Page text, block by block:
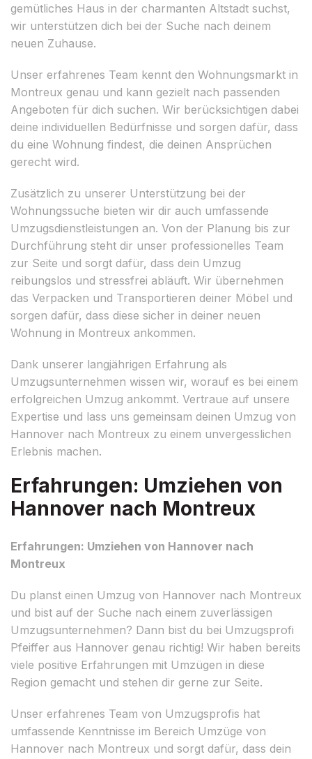
gemütliches Haus in der charmanten Altstadt suchst,
wir unterstützen dich bei der Suche nach deinem
neuen Zuhause.
Unser erfahrenes Team kennt den Wohnungsmarkt in
Montreux genau und kann gezielt nach passenden
Angeboten für dich suchen. Wir berücksichtigen dabei
deine individuellen Bedürfnisse und sorgen dafür, dass
du eine Wohnung findest, die deinen Ansprüchen
gerecht wird.
Zusätzlich zu unserer Unterstützung bei der
Wohnungssuche bieten wir dir auch umfassende
Umzugsdienstleistungen an. Von der Planung bis zur
Durchführung steht dir unser professionelles Team
zur Seite und sorgt dafür, dass dein Umzug
reibungslos und stressfrei abläuft. Wir übernehmen
das Verpacken und Transportieren deiner Möbel und
sorgen dafür, dass diese sicher in deiner neuen
Wohnung in Montreux ankommen.
Dank unserer langjährigen Erfahrung als
Umzugsunternehmen wissen wir, worauf es bei einem
erfolgreichen Umzug ankommt. Vertraue auf unsere
Expertise und lass uns gemeinsam deinen Umzug von
Hannover nach Montreux zu einem unvergesslichen
Erlebnis machen.
Erfahrungen: Umziehen von
Hannover nach Montreux
Erfahrungen: Umziehen von Hannover nach
Montreux
Du planst einen Umzug von Hannover nach Montreux
und bist auf der Suche nach einem zuverlässigen
Umzugsunternehmen? Dann bist du bei Umzugsprofi
Pfeiffer aus Hannover genau richtig! Wir haben bereits
viele positive Erfahrungen mit Umzügen in diese
Region gemacht und stehen dir gerne zur Seite.
Unser erfahrenes Team von Umzugsprofis hat
umfassende Kenntnisse im Bereich Umzüge von
Hannover nach Montreux und sorgt dafür, dass dein